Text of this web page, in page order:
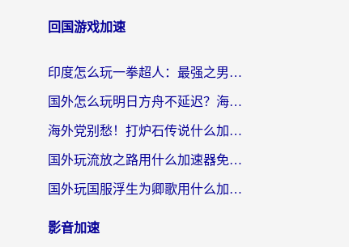
回国游戏加速
印度怎么玩一拳超人：最强之男？海外党国服游戏加速避坑指南
国外怎么玩明日方舟不延迟？海外玩家国服游戏加速终极指南（附DNF梦幻诛仙解决方案）
海外党别愁！打炉石传说什么加速器好用？3个实用技巧解决国服游戏卡顿
国外玩流放之路用什么加速器免费？海外党亲测有效的国服游戏加速指南
国外玩国服浮生为卿歌用什么加速器比较好？海外党亲测不踩坑指南
影音加速